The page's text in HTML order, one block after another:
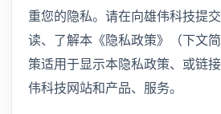
重您的隐私。请在向雄伟科技提
读、了解本《隐私政策》（下文
策适用于显示本隐私政策、或链
伟科技网站和产品、服务。